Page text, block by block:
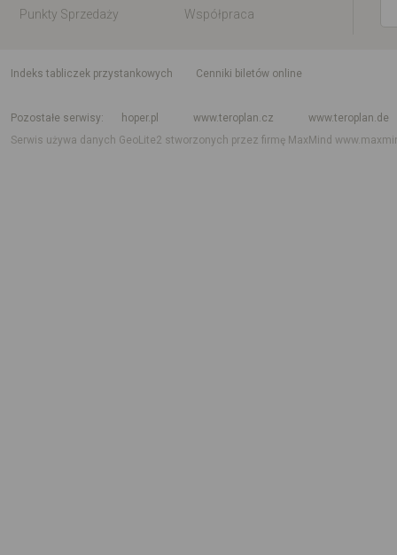
Punkty Sprzedaży
Współpraca
indeks tabliczek przystankowych
Cenniki biletów online
Pozostałe serwisy
hoper.pl www.teroplan.cz
www.teroplan.de
Serwis używa danych GeoLite2 stworzonych przez firmę MaxMind